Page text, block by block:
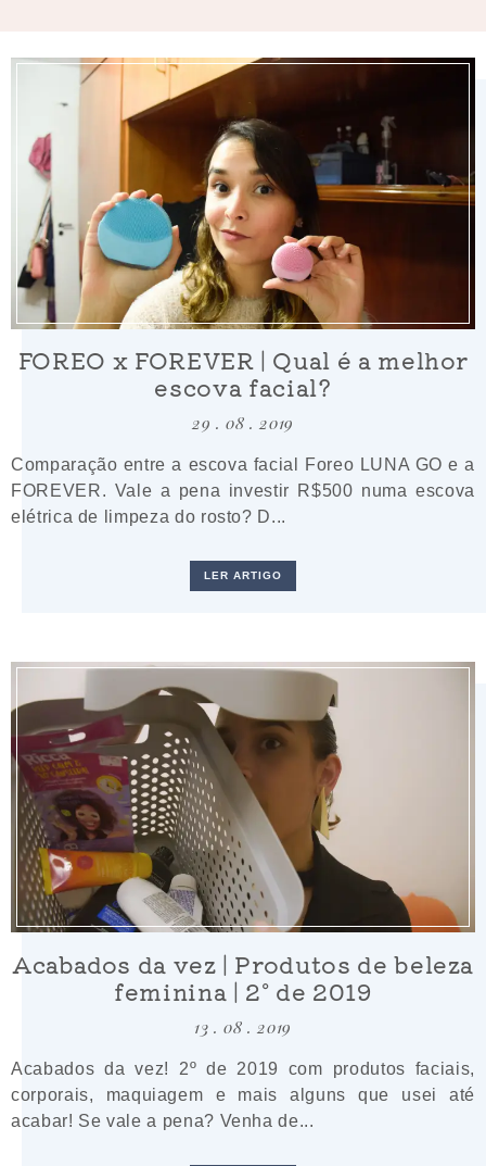
FOREO x FOREVER | Qual é a melhor
escova facial?
29 . 08 . 2019
Comparação entre a escova facial Foreo LUNA GO e a
FOREVER. Vale a pena investir R$500 numa escova
elétrica de limpeza do rosto? D...
LER ARTIGO
Acabados da vez | Produtos de beleza
feminina | 2º de 2019
13 . 08 . 2019
Acabados da vez! 2º de 2019 com produtos faciais,
corporais, maquiagem e mais alguns que usei até
acabar! Se vale a pena? Venha de...